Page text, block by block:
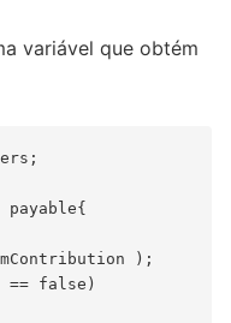
variável que obtém
);
== false)